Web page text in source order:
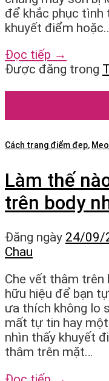
để khắc phục tình
khuyết điểm
Đọc tiếp →
Được đăng trong
Cách trang điểm đẹp,
Làm thế
trên body
Đăng ngày 24/09/
Chau
Che vết thâm trên
hữu hiệu để bạn
ưa thích không lo
mất tự tin hay
nhìn thấy khuyết
thâm trên mặt…